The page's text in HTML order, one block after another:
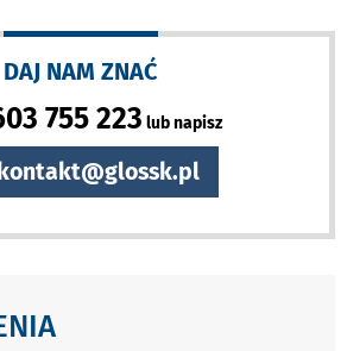
DAJ NAM ZNAĆ
755 223 lub napisz
kontakt@glossk.pl